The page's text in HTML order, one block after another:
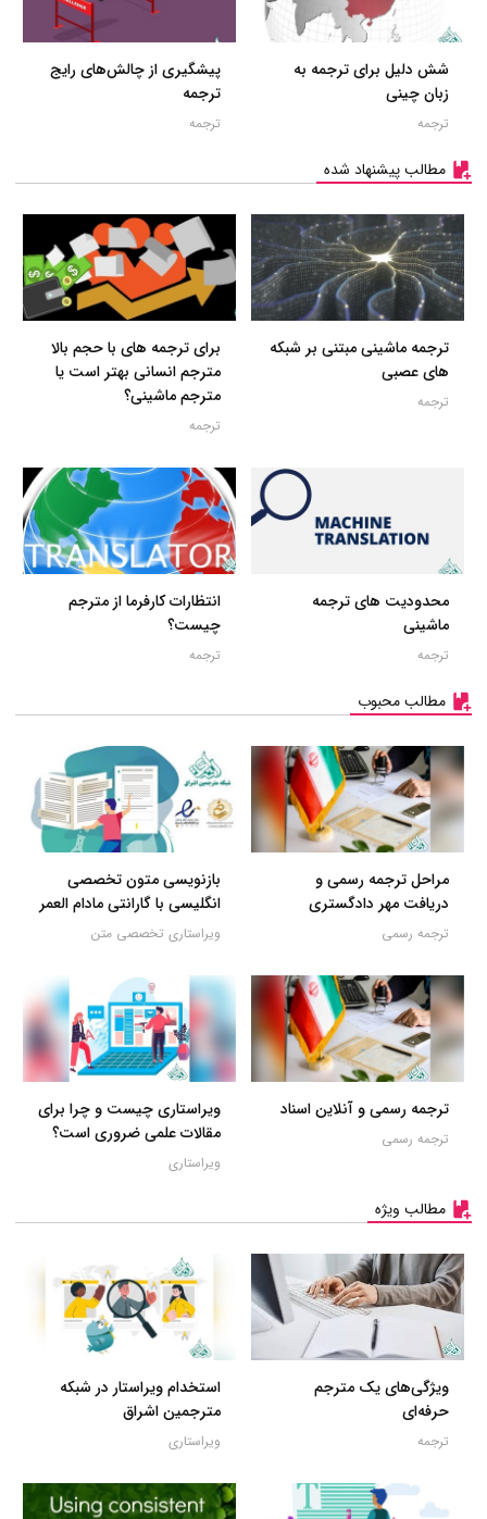
شش دلیل برای ترجمه به
زبان چینی
ترجمه
پیشگیری از چالش‌های رایج
ترجمه
ترجمه
مطالب پیشنهاد شده
ترجمه ماشینی مبتنی بر شبکه
های عصبی
ترجمه
برای ترجمه های با حجم بالا
مترجم انسانی بهتر است یا
مترجم ماشینی؟
ترجمه
محدودیت های ترجمه
ماشینی
ترجمه
انتظارات کارفرما از مترجم
چیست؟
ترجمه
مطالب محبوب
مراحل ترجمه رسمی و
دریافت مهر دادگستری
ترجمه رسمی
بازنویسی متون تخصصی
انگلیسی با گارانتی مادام العمر
ویراستاری تخصصی متن
ترجمه رسمی و آنلاین اسناد
ترجمه رسمی
ویراستاری چیست و چرا برای
مقالات علمی ضروری است؟
ویراستاری
مطالب ویژه
ویژگی‌های یک مترجم
حرفه‌ای
ترجمه
استخدام ویراستار در شبکه
مترجمین اشراق
ویراستاری